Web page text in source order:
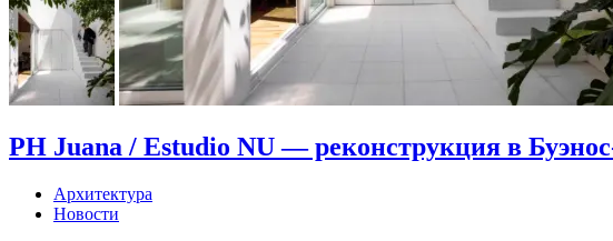
PH Juana / Estudio NU — реконструкция в
Архитектура
Новости